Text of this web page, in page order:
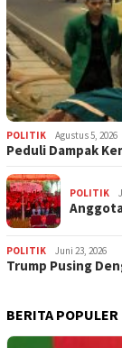
POLITIK Agustus 5, 2026
‎Peduli Dampak
POLITIK
POLITIK Juni 23, 2026
Trump Pusing
BERITA POPULER